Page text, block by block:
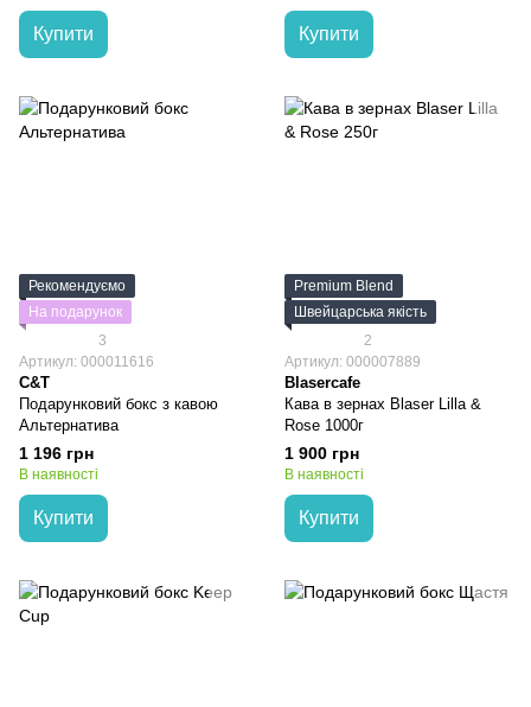
Купити Купити
Рекомендуємо
На подарунок
3
Артикул: 000011616
C&T
Подарунковий бокс з кавою
Альтернатива
1 196 грн
В наявності
Купити
Premium Blend
Швейцарська якість
2
Артикул: 000007889
Blasercafe
Кава в зернах Blaser Lilla &
Rose 1000г
1 900 грн
В наявності
Купити